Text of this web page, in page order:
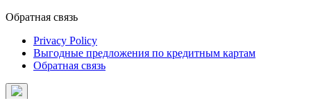
Обратная связь
Privacy Policy
Выгодные предложения по кредитным картам
Обратная связь